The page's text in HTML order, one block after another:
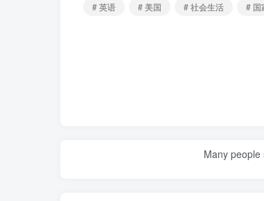
# 英语
# 美国 # 社会生活 # 国
Many